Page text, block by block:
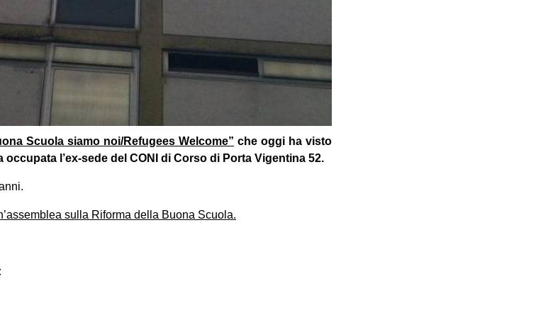
Scuola siamo noi/Refugees Welcome” che oggi ha visto
l’ex-sede del CONI di Corso di Porta Vigentina 52.
sulla Riforma della Buona Scuola.